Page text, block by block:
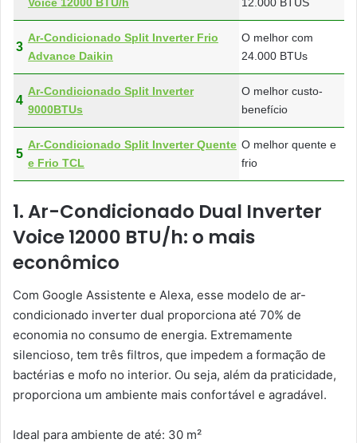
3
Ar-Condicionado Split Inverter Frio
Advance Daikin
O melhor com
24.000 BTUs
4
Ar-Condicionado Split Inverter
9000BTUs
O melhor custo-
benefício
5
Ar-Condicionado Split Inverter Quente
e Frio TCL
O melhor quente e
frio
1. Ar-Condicionado Dual Inverter
Voice 12000 BTU/h: o mais
econômico
Com Google Assistente e Alexa, esse modelo de ar-
condicionado inverter dual proporciona até 70% de
economia no consumo de energia. Extremamente
silencioso, tem três filtros, que impedem a formação de
bactérias e mofo no interior. Ou seja, além da praticidade,
proporciona um ambiente mais confortável e agradável.
Ideal para ambiente de até: 30 m²